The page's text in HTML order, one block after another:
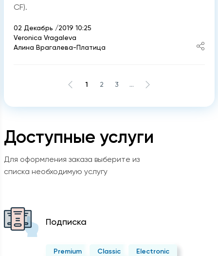
Доступные услуги
Для оформления заказа выберите из
списка необходимую услугу
Подписка
Premium Classic Electronic
CF).
02 Декабрь /2019 10:25
Veronica Vragaleva
Алина Врагалева-Платица
1 2 3 ...